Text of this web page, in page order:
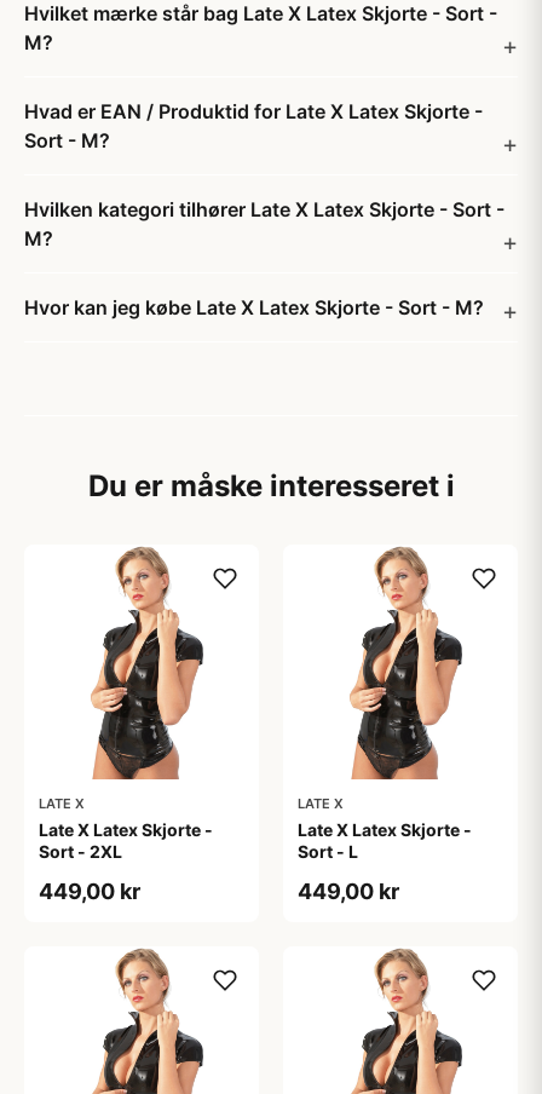
Hvilket mærke står bag Late X Latex Skjorte - Sort -
M?
Hvad er EAN / Produktid for Late X Latex Skjorte -
Sort - M?
Hvilken kategori tilhører Late X Latex Skjorte - Sort -
M?
Hvor kan jeg købe Late X Latex Skjorte - Sort - M?
Du er måske interesseret i
LATE X
Late X Latex Skjorte -
Sort - 2XL
449,00 kr
LATE X
Late X Latex Skjorte -
Sort - L
449,00 kr